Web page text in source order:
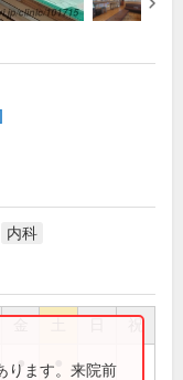
内科
祝
●
ります。来院前